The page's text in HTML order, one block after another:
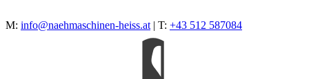
M: info@naehmaschinen-heiss.at | T: +43 512 587084